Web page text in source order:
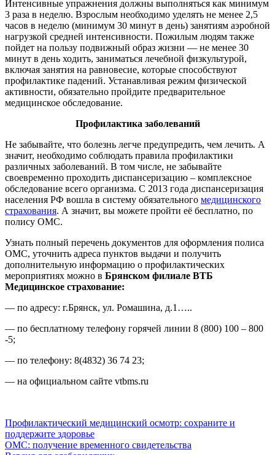
Интенсивные упражнения должны выполняться как минимум
3 раза в неделю. Взрослым необходимо уделять не менее 2,5
часов в неделю (минимум 30 минут в день) занятиям аэробной
нагрузкой средней интенсивности. Пожилым людям также
пойдет на пользу подвижный образ жизни — не менее 30
минут в день ходить, заниматься лечебной физкультурой,
включая занятия на равновесие, которые способствуют
профилактике падений. Устанавливая режим физической
активности, обязательно пройдите предварительное
медицинское обследование.
Профилактика заболеваний
Не забывайте, что болезнь легче предупредить, чем лечить. А
значит, необходимо соблюдать правила профилактики
различных заболеваний. В том числе, не забывайте
своевременно проходить диспансеризацию – комплексное
обследование всего организма. С 2013 года диспансеризация
населения РФ вошла в систему обязательного медицинского
страхования. А значит, вы можете пройти её бесплатно, по
полису ОМС.
Узнать полный перечень документов для оформления полиса
ОМС, уточнить адреса пунктов выдачи и получить
дополнительную информацию о профилактических
мероприятиях можно в Брянском филиале ВТБ
Медицинское страхование:
— по адресу: г.Брянск, ул. Ромашина, д.1…..
— по бесплатному телефону горячей линии 8 (800) 100 – 800
-5;
— по телефону: 8(4832) 36 74 23;
— на официальном сайте vtbms.ru
Профилактический медицинский осмотр: сохраните и
поддержите здоровье
ОМС: получение временного свидетельства